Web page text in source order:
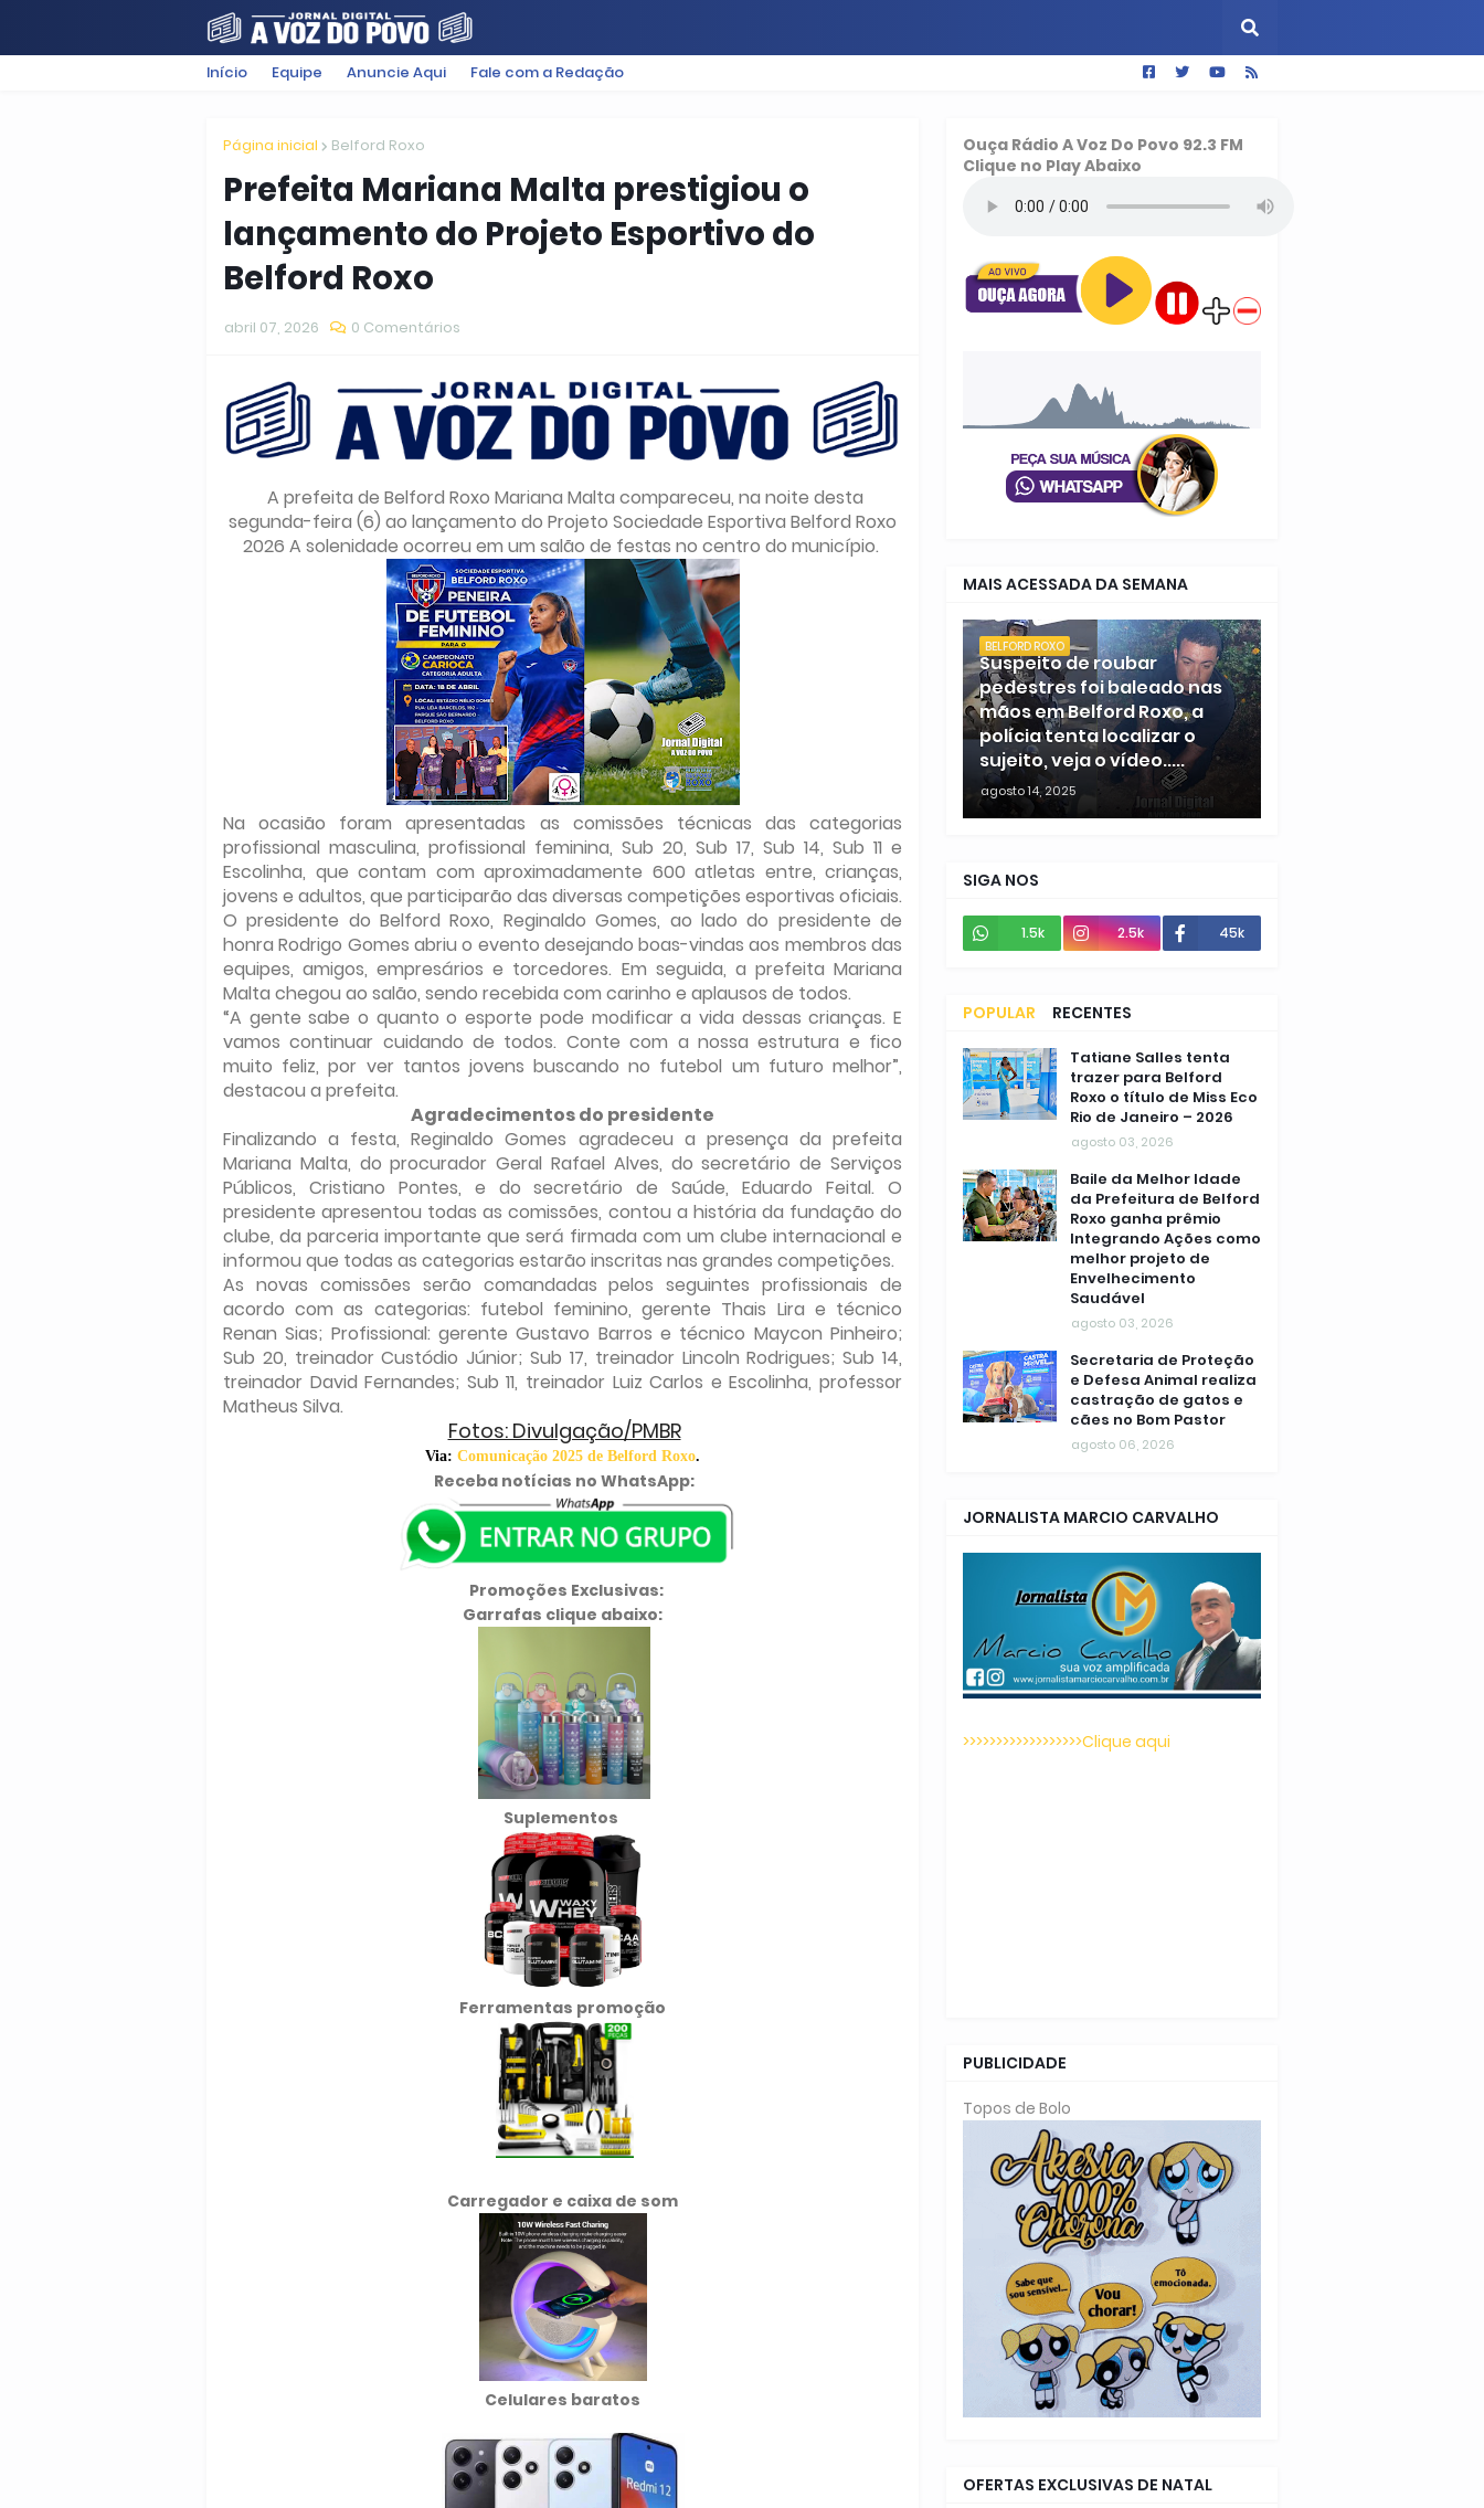
FILMES POLÍTICA SUGESTÕES BAIXADA
Início Equipe Anuncie Aqui Fale com a Redação
Página inicial Belford Roxo
Prefeita Mariana Malta prestigiou o
lançamento do Projeto Esportivo do
Belford Roxo
abril 07, 2026 0 Comentários
A prefeita de Belford Roxo Mariana Malta compareceu, na noite desta
segunda-feira (6) ao lançamento do Projeto Sociedade Esportiva Belford Roxo
2026 A solenidade ocorreu em um salão de festas no centro do município.
Na ocasião foram apresentadas as comissões técnicas das categorias
profissional masculina, profissional feminina, Sub 20, Sub 17, Sub 14, Sub 11 e
Escolinha, que contam com aproximadamente 600 atletas entre, crianças,
jovens e adultos, que participarão das diversas competições esportivas oficiais.
O presidente do Belford Roxo, Reginaldo Gomes, ao lado do presidente de
honra Rodrigo Gomes abriu o evento desejando boas-vindas aos membros das
equipes, amigos, empresários e torcedores. Em seguida, a prefeita Mariana
Malta chegou ao salão, sendo recebida com carinho e aplausos de todos.
“A gente sabe o quanto o esporte pode modificar a vida dessas crianças. E
vamos continuar cuidando de todos. Conte com a nossa estrutura e fico
muito feliz, por ver tantos jovens buscando no futebol um futuro melhor”,
destacou a prefeita.
Agradecimentos do presidente
Finalizando a festa, Reginaldo Gomes agradeceu a presença da prefeita
Mariana Malta, do procurador Geral Rafael Alves, do secretário de Serviços
Públicos, Cristiano Pontes, e do secretário de Saúde, Eduardo Feital. O
presidente apresentou todas as comissões, contou a história da fundação do
clube, da parceria importante que será firmada com um clube internacional e
informou que todas as categorias estarão inscritas nas grandes competições.
As novas comissões serão comandadas pelos seguintes profissionais de
acordo com as categorias: futebol feminino, gerente Thais Lira e técnico
Renan Sias; Profissional: gerente Gustavo Barros e técnico Maycon Pinheiro;
Sub 20, treinador Custódio Júnior; Sub 17, treinador Lincoln Rodrigues; Sub 14,
treinador David Fernandes; Sub 11, treinador Luiz Carlos e Escolinha, professor
Matheus Silva.
Fotos: Divulgação/PMBR
Via: Comunicação 2025 de Belford Roxo.
Receba notícias no WhatsApp:
Promoções Exclusivas:
Garrafas clique abaixo:
Suplementos
Ferramentas promoção
Carregador e caixa de som
Celulares baratos
Ouça Rádio A Voz Do Povo 92.3 FM
Clique no Play Abaixo
MAIS ACESSADA DA SEMANA
BELFORD ROXO
Suspeito de roubar
pedestres foi baleado nas
mãos em Belford Roxo, a
polícia tenta localizar o
sujeito, veja o vídeo.....
agosto 14, 2025
SIGA NOS
1.5k 2.5k 45k
POPULAR
RECENTES
COMENTÁRIOSTatiane Salles tenta
trazer para Belford
Roxo o título de Miss Eco
Rio de Janeiro – 2026
agosto 03, 2026
Baile da Melhor Idade
da Prefeitura de Belford
Roxo ganha prêmio
Integrando Ações como
melhor projeto de
Envelhecimento
Saudável
agosto 03, 2026
Secretaria de Proteção
e Defesa Animal realiza
castração de gatos e
cães no Bom Pastor
agosto 06, 2026
JORNALISTA MARCIO CARVALHO
>>>>>>>>>>>>>>>>>>Clique aqui
PUBLICIDADE
Topos de Bolo
OFERTAS EXCLUSIVAS DE NATAL